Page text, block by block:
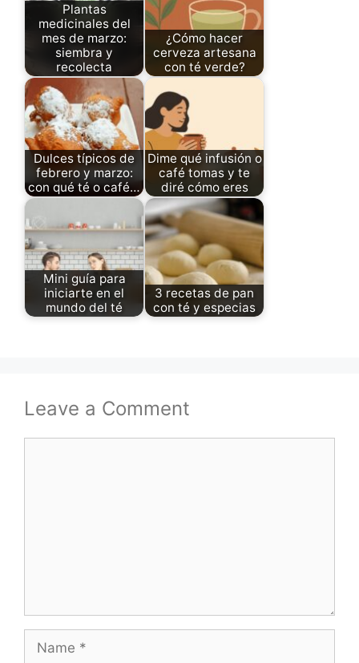
Plantas
medicinales del
mes de marzo:
siembra y
recolecta
¿Cómo hacer
cerveza artesana
con té verde?
Dulces típicos de
febrero y marzo:
con qué té o café…
Dime qué infusión o
café tomas y te
diré cómo eres
Mini guía para
iniciarte en el
mundo del té
3 recetas de pan
con té y especias
Leave a Comment